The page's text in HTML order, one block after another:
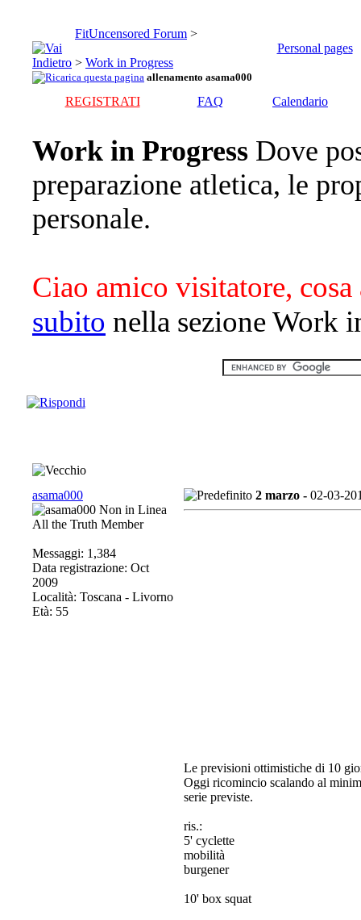
FitUncensored Forum >
Personal pages
> Work in Progress
allenamento asama000
REGISTRATI FAQ Calendario
Work in Progress Dove
preparazione atletica, le
personale.
Ciao amico visitatore, cosa
subito nella sezione Work
asama000
All the Truth Member
Messaggi: 1,384
Data registrazione: Oct
2009
Località: Toscana - Livorno
Età: 55
2 marzo - 02-03-
Le previsioni ottimistiche di 10
Oggi ricomincio scalando al
serie previste.
ris.:
5' cyclette
mobilità
burgener
10' box squat